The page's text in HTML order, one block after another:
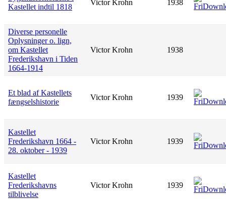
Kastellet indtil 1818
Victor Krohn 1938
Diverse personelle
Oplysninger o. lign,
om Kastellet
Frederikshavn i Tiden
1664-1914
Victor Krohn 1938
Et blad af Kastellets
fængselshistorie
Victor Krohn 1939
Kastellet
Frederikshavn 1664 -
28. oktober - 1939
Victor Krohn 1939
Kastellet
Frederikshavns
tilblivelse
Victor Krohn 1939